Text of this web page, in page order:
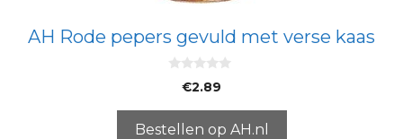
AH Rode pepers gevuld met verse kaas
5
€2.89
Bestellen op AH.nl